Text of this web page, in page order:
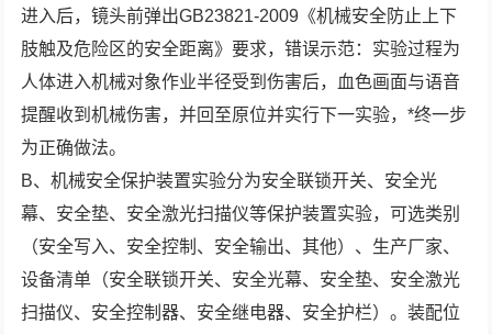
进入后，镜头前弹出GB23821-2009《机械安全防止上下
肢触及危险区的安全距离》要求，错误示范：实验过程为
人体进入机械对象作业半径受到伤害后，血色画面与语音
提醒收到机械伤害，并回至原位并实行下一实验，*终一步
为正确做法。
B、机械安全保护装置实验分为安全联锁开关、安全光
幕、安全垫、安全激光扫描仪等保护装置实验，可选类别
（安全写入、安全控制、安全输出、其他）、生产厂家、
设备清单（安全联锁开关、安全光幕、安全垫、安全激光
扫描仪、安全控制器、安全继电器、安全护栏）。装配位